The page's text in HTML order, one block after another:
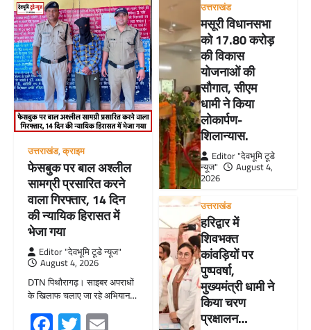
उत्तराखंड,क्राइम
फेसबुक पर बाल अश्लील
सामग्री प्रसारित करने
वाला गिरफ्तार, 14 दिन
की न्यायिक हिरासत में
भेजा गया
Editor "देवभूमि टूडे न्यूज"
August 4, 2026
DTN पिथौरागढ़। साइबर अपराधों
के खिलाफ चलाए जा रहे अभियान…
उत्तराखंड
मसूरी विधानसभा
को 17.80 करोड़
की विकास
योजनाओं की
सौगात, सीएम
धामी ने किया
लोकार्पण-
शिलान्यास.
Editor "देवभूमि टूडे
न्यूज"
August 4,
2026
उत्तराखंड
हरिद्वार में
शिवभक्त
कांवड़ियों पर
पुष्पवर्षा,
मुख्यमंत्री धामी ने
किया चरण
प्रक्षालन…